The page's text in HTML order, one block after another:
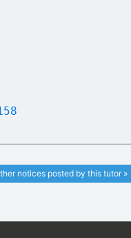
notices posted by this tutor »